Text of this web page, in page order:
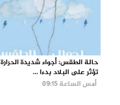
حالة الطقس: أجواء شديدة الحرارة
تؤثر على البلاد بدءا ...
أمس الساعة 09:15